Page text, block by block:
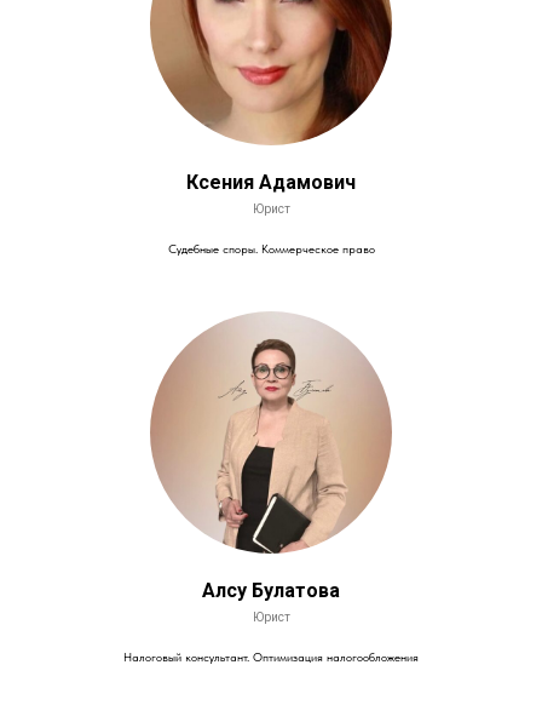
Ксения Адамович
Юрист
Судебные споры. Коммерческое право
Алсу Булатова
Юрист
Налоговый консультант. Оптимизация налогообложения